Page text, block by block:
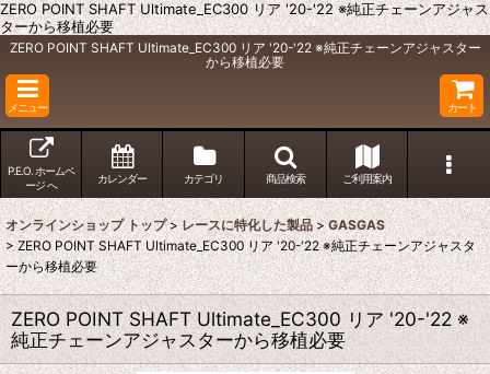
ZERO POINT SHAFT Ultimate_EC300 リア '20-'22 ※純正チェーンアジャス
ターから移植必要
ZERO POINT SHAFT Ultimate_EC300 リア '20-'22 ※純正チェーンアジャスター
から移植必要
メニュー カート
P.E.O. ホームペ
ージ へ
カレンダー カテゴリ 商品検索 ご利用案内
オンラインショップ トップ > レースに特化した製品 > GASGAS
> ZERO POINT SHAFT Ultimate_EC300 リア '20-'22 ※純正チェーンアジャスタ
ーから移植必要
ZERO POINT SHAFT Ultimate_EC300 リア '20-'22 ※
純正チェーンアジャスターから移植必要